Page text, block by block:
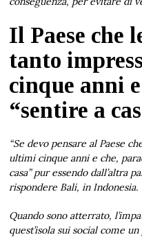
Il Paese che
tanto
cinque anni
“sentire a
“Se devo pensare al Paese
ultimi cinque anni e che,
casa” pur essendo dall’altra
rispondere Bali, in Indonesia.
Quando sono atterrato,
quest’isola sui social come